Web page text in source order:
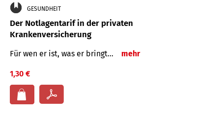
GESUNDHEIT
Der Notlagentarif in der privaten
Krankenversicherung
Für wen er ist, was er bringt… mehr
1,30 €